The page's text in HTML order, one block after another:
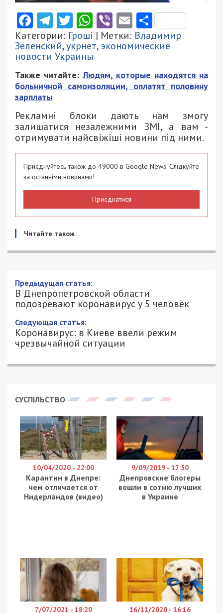
Facebook
Telegram
Twitter
WhatsApp
ViberEmail
Категории: Гроші | Метки: Владимир
Зеленский,укрнет,экономические
новости Украины
Также читайте: Людям, которые находятся на
больничной самоизоляции, оплатят половину
зарплаты
Рекламні блоки дають нам змогу
залишатися незалежними ЗМІ, а вам -
отримувати найсвіжіші новини під ними.
Приєднуйтесь також до 49000 в Google News. Слідкуйте
за останніми новинами!
Приєднатися
Читайте також
В Днепропетровской области
подозревают коронавирус у 5 человек
18/03/2020 - 12:45
КСЕНИЯ БАСКАКОВА - СПЕЦИАЛЬНО
ДЛЯ 49000.COM.UA
На сегодняшне утро, 18 марта, в Украине было
Об этом сообщает
49000.com.ua , ссылаясь на
МОЗ.
В течение дня 17 марта в Центр общественного
здоровья поступило 41 подозрение на COVID-19.
Из них из Днепропетровской области пять
случаев. Ситуация в других областях:
Винницкая — 3, Донецкая — 3, Закарпатская — 3,
Ивано-Франковская — 3, Киев — 14,
сообщение о подозрении на COVID-19. 14
случаев были подтверждены лабораторно, из
них в Черновицкой области — 10 (1 летальный),
Киевская область — 3, Житомирская — 1 (1
летальный).